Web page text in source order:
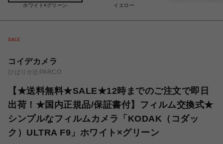
ホワイト×グリーン イエロー
コイデカメラ
ひばりが丘PARCO
【★送料無料★SALE★12時までのご注文で即日
出荷！★国内正規品/保証書付】フィルム交換式★
シンプルなフィルムカメラ「KODAK（コダッ
ク）ULTRA F9」ホワイト×グリーン